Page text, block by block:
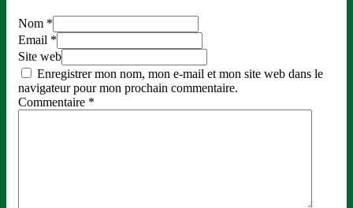
Nom *
Email *
Site web
Enregistrer mon nom, mon e-mail et mon site web dans le
navigateur pour mon prochain commentaire.
Commentaire *